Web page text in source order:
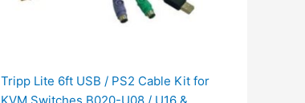
Tripp Lite 6ft USB / PS2 Cable Kit for